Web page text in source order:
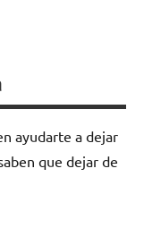
ayudarte а dejar
quе dejar dе